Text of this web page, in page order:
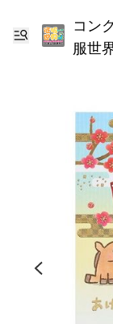
コンクエ